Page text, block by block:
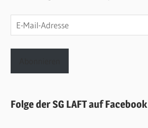
E-
Mail-
Adresse
Folge der SG LAFT auf Facebook